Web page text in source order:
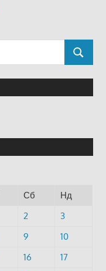
Сб
Нд
2
3
9
10
16
17